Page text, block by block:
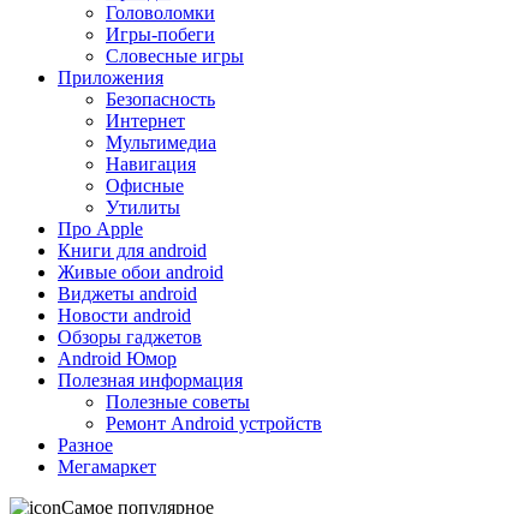
Головоломки
Игры-побеги
Словесные игры
Приложения
Безопасность
Интернет
Мультимедиа
Навигация
Офисные
Утилиты
Про Apple
Книги для android
Живые обои android
Виджеты android
Новости android
Обзоры гаджетов
Android Юмор
Полезная информация
Полезные советы
Ремонт Android устройств
Разное
Мегамаркет
Самое популярное